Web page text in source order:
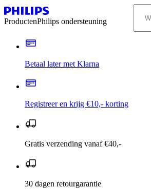
ProductenPhilips ondersteuning
Betaal later met Klarna
Registreer en krijg €10,- korting
Gratis verzending vanaf €40,-
30 dagen retourgarantie